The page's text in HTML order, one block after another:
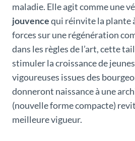
maladie. Elle agit comme une
jouvencequi réinvite la plante
forces sur une régénération
dans les règles de l’art, cette
stimuler la croissance de
vigoureuses issues des
donneront naissance à une
(nouvelle forme compacte)
meilleure vigueur.